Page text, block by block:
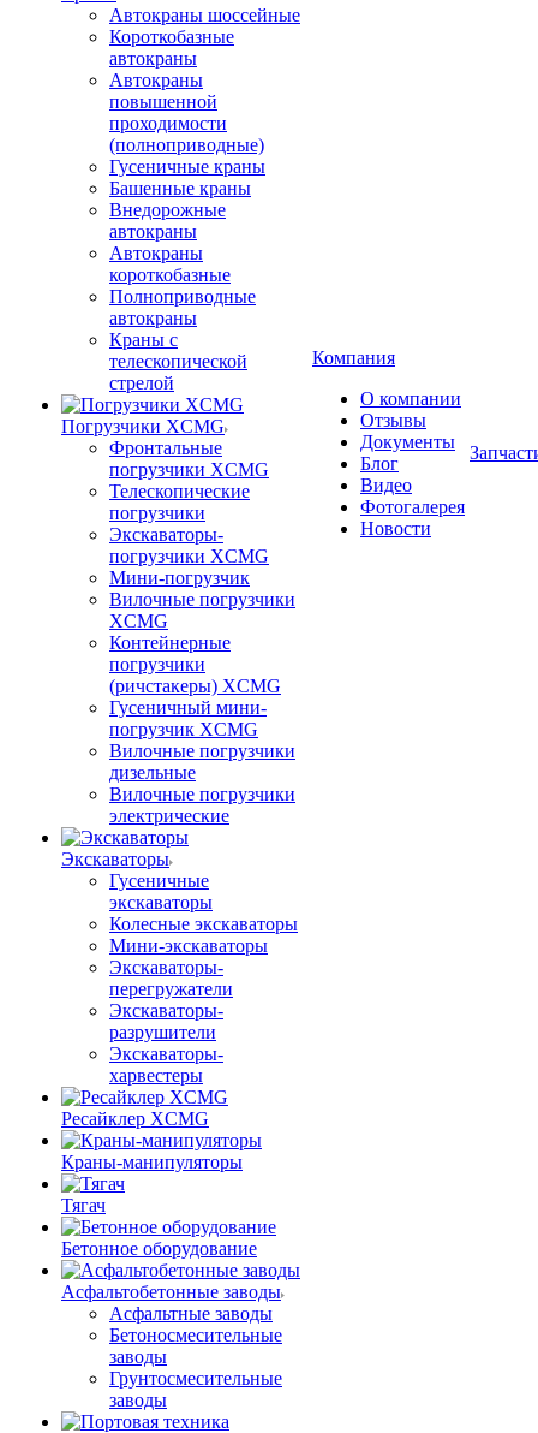
Автокраны шоссейные
Короткобазные
автокраны
Автокраны
повышенной
проходимости
(полноприводные)
Гусеничные краны
Башенные краны
Внедорожные
автокраны
Автокраны
короткобазные
Полноприводные
автокраны
Краны с
телескопической
стрелой
Погрузчики XCMG
Фронтальные
погрузчики XCMG
Телескопические
погрузчики
Экскаваторы-
погрузчики XCMG
Мини-погрузчик
Вилочные погрузчики
XCMG
Контейнерные
погрузчики
(ричстакеры) XCMG
Гусеничный мини-
погрузчик XCMG
Вилочные погрузчики
дизельные
Вилочные погрузчики
электрические
Экскаваторы
Гусеничные
экскаваторы
Колесные экскаваторы
Мини-экскаваторы
Экскаваторы-
перегружатели
Экскаваторы-
разрушители
Экскаваторы-
харвестеры
Ресайклер XCMG
Краны-манипуляторы
Тягач
Бетонное оборудование
Асфальтобетонные заводы
Асфальтные заводы
Бетоносмесительные
заводы
Грунтосмесительные
заводы
Компания
О компании
Отзывы
Документы
Блог
Видео
Фотогалерея
Новости